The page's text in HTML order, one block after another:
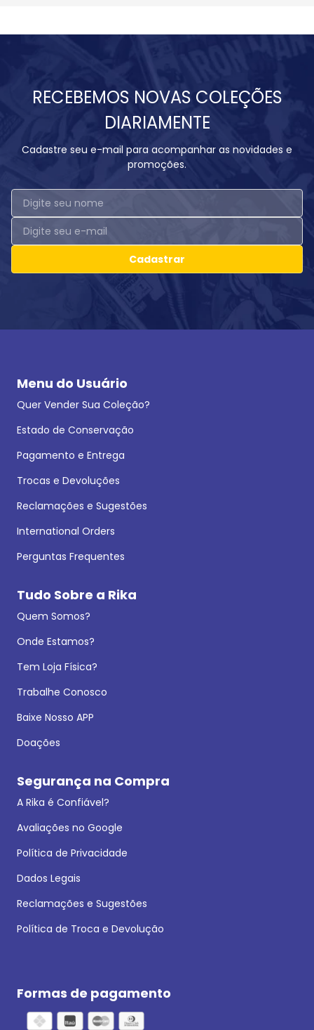
RECEBEMOS NOVAS COLEÇÕES
DIARIAMENTE
Cadastre seu e-mail para acompanhar as novidades e
promoções.
Cadastrar
Menu do Usuário
Quer Vender Sua Coleção?
Estado de Conservação
Pagamento e Entrega
Trocas e Devoluções
Reclamações e Sugestões
International Orders
Perguntas Frequentes
Tudo Sobre a Rika
Quem Somos?
Onde Estamos?
Tem Loja Física?
Trabalhe Conosco
Baixe Nosso APP
Doações
Segurança na Compra
A Rika é Confiável?
Avaliações no Google
Política de Privacidade
Dados Legais
Reclamações e Sugestões
Política de Troca e Devolução
Formas de pagamento